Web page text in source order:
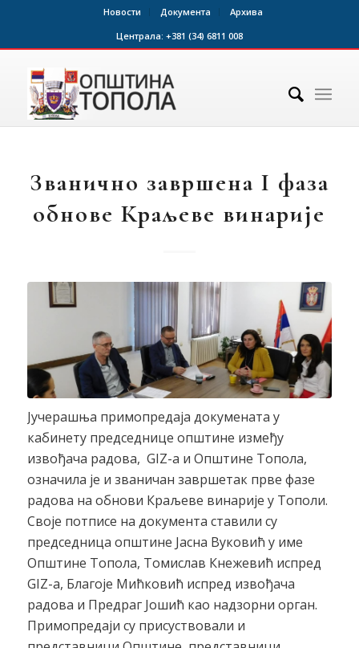
Новости Документа
Архива
Централа: +381 (34) 6811 008
Званично завршена I фаза
обнове Краљеве винарије
Јучерашња примопредаја докумената у
кабинету председнице општине између
извођача радова, GIZ-а и Општине Топола,
означила је и званичан завршетак прве фазе
радова на обнови Краљеве винарије у Тополи.
Своје потписе на документа ставили су
председница општине Јасна Вуковић у име
Општине Топола, Томислав Кнежевић испред
GIZ-а, Благоје Мићковић испред извођача
радова и Предраг Јошић као надзорни орган.
Примопредаји су присуствовали и